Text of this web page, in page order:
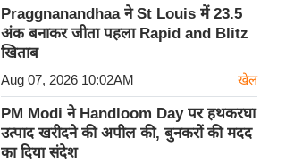
Praggnanandhaa ने St Louis में 23.5
अंक बनाकर जीता पहला Rapid and Blitz
खिताब
Aug 07, 2026 10:02AM खेल
PM Modi ने Handloom Day पर हथकरघा
उत्पाद खरीदने की अपील की, बुनकरों की मदद
का दिया संदेश